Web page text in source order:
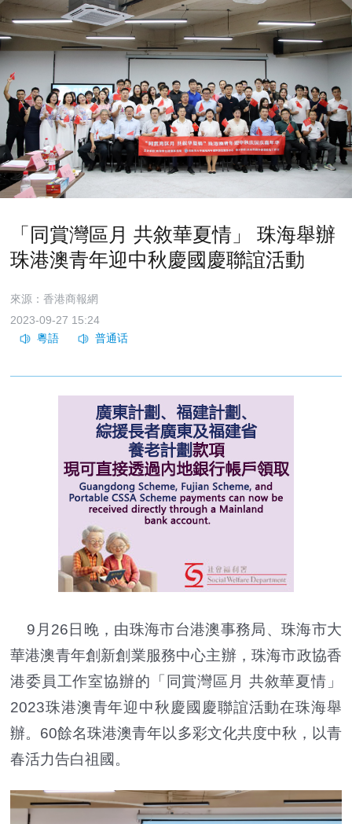
「同賞灣區月 共敘華夏情」 珠海舉辦
珠港澳青年迎中秋慶國慶聯誼活動
來源：香港商報網
2023-09-27 15:24
9月26日晚，由珠海市台港澳事務局、珠海市大
華港澳青年創新創業服務中心主辦，珠海市政協香
港委員工作室協辦的「同賞灣區月 共敘華夏情」
2023珠港澳青年迎中秋慶國慶聯誼活動在珠海舉
辦。60餘名珠港澳青年以多彩文化共度中秋，以青
春活力告白祖國。